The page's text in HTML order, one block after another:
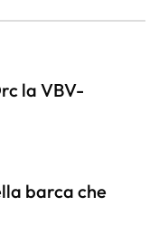
la VBV-
barca che